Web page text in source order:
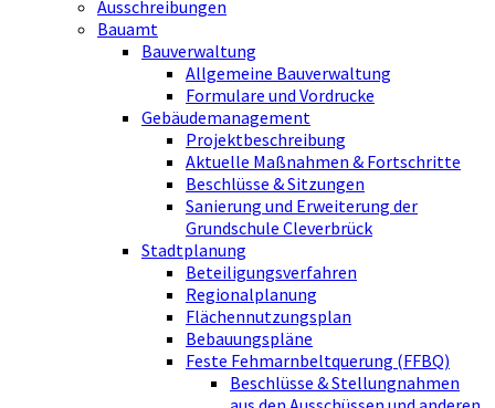
Ausschreibungen
Bauamt
Bauverwaltung
Allgemeine Bauverwaltung
Formulare und Vordrucke
Gebäudemanagement
Projektbeschreibung
Aktuelle Maßnahmen & Fortschritte
Beschlüsse & Sitzungen
Sanierung und Erweiterung der
Grundschule Cleverbrück
Stadtplanung
Beteiligungsverfahren
Regionalplanung
Flächennutzungsplan
Bebauungspläne
Feste Fehmarnbeltquerung (FFBQ)
Beschlüsse & Stellungnahmen